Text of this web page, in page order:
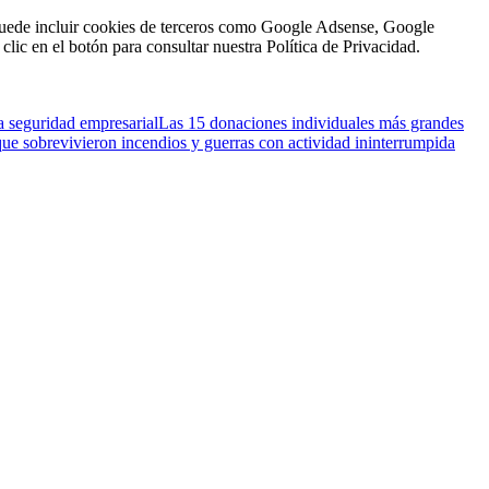
incluir cookies de terceros como Google Adsense, Google
en el botón para consultar nuestra Política de Privacidad.
seguridad empresarialLas 15 donaciones individuales más grandes
sobrevivieron incendios y guerras con actividad ininterrumpida